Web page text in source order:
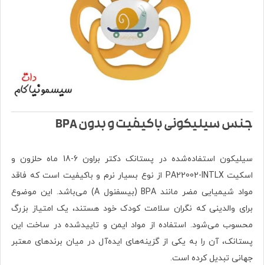
جنس سیلیکونی باکیفیت و بدون BPA
سیلیکون استفاده‌شده در پستانک دکتر براون 6-18 ماه حلزون و
اسکیت PA22002-INTLX از نوع بسیار نرم و باکیفیت است که فاقد
مواد شیمیایی مضر مانند BPA (بیسفنول A) می‌باشد. این موضوع
برای والدینی که نگران سلامت کودک خود هستند، یک امتیاز بزرگ
محسوب می‌شود. استفاده از مواد ایمن و تاییدشده در ساخت این
پستانک، آن را به یکی از گزینه‌های ایده‌آل در میان برندهای معتبر
جهانی تبدیل کرده است.